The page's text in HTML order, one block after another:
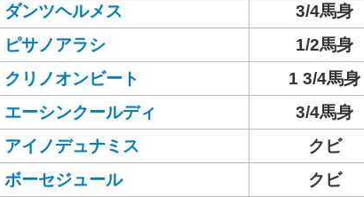
ダンツヘルメス
3/4馬身
ピサノアラシ
1/2馬身
クリノオンビート
1 3/4馬身
エーシンクールディ
3/4馬身
アイノデュナミス
クビ
ボーセジュール
クビ